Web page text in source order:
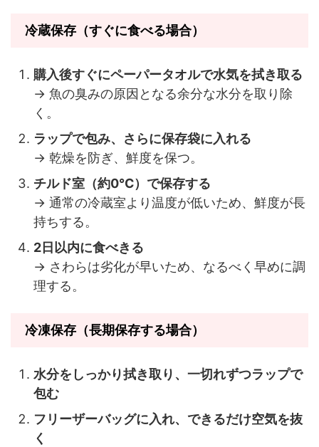
冷蔵保存（すぐに食べる場合）
購入後すぐにペーパータオルで水気を拭き取る
→ 魚の臭みの原因となる余分な水分を取り除
く。
ラップで包み、さらに保存袋に入れる
→ 乾燥を防ぎ、鮮度を保つ。
チルド室（約0℃）で保存する
→ 通常の冷蔵室より温度が低いため、鮮度が長
持ちする。
2日以内に食べきる
→ さわらは劣化が早いため、なるべく早めに調
理する。
冷凍保存（長期保存する場合）
水分をしっかり拭き取り、一切れずつラップで
包む
フリーザーバッグに入れ、できるだけ空気を抜
く